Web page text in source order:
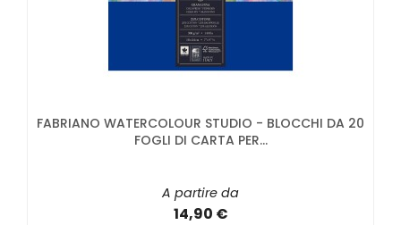
FABRIANO WATERCOLOUR STUDIO - BLOCCHI DA 20
FOGLI DI CARTA PER...
A partire da
14,90 €